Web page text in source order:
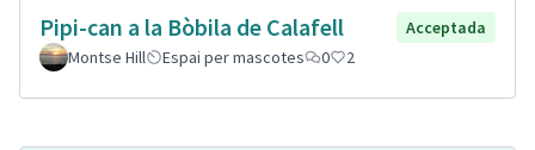
Pipi-can a la Bòbila de Calafell
Acceptada
Montse Hill
Espai per mascotes 0 2